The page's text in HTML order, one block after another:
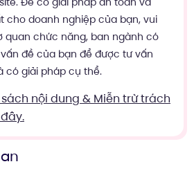
cho doanh nghiệp của bạn, vui
quan chức năng, ban ngành có
đề của bạn để được tư vấn
có giải pháp cụ thể.
nội dung & Miễn trừ trách